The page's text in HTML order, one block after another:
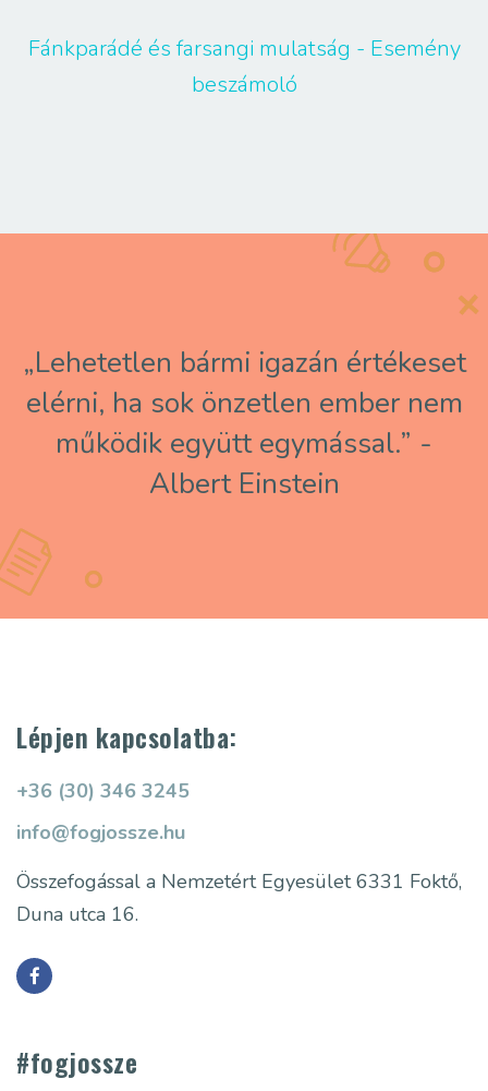
Fánkparádé és farsangi mulatság - Esemény
beszámoló
„Lehetetlen bármi igazán értékeset
elérni, ha sok önzetlen ember nem
működik együtt egymással.” -
Albert Einstein
Lépjen kapcsolatba:
+36 (30) 346 3245
info@fogjossze.hu
Összefogással a Nemzetért Egyesület6331 Foktő,
Duna utca 16.
#fogjossze